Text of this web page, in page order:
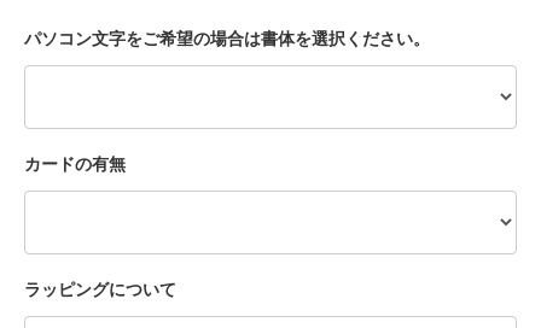
パソコン文字をご希望の場合は書体を選択ください。
カードの有無
ラッピングについて